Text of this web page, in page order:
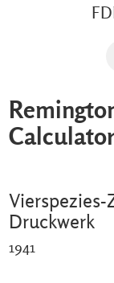
Druckwerk
1941